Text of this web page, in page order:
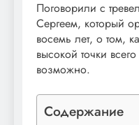
Поговорили с
Сергеем, который
восемь лет, о том,
высокой точки
возможно.
Содержание